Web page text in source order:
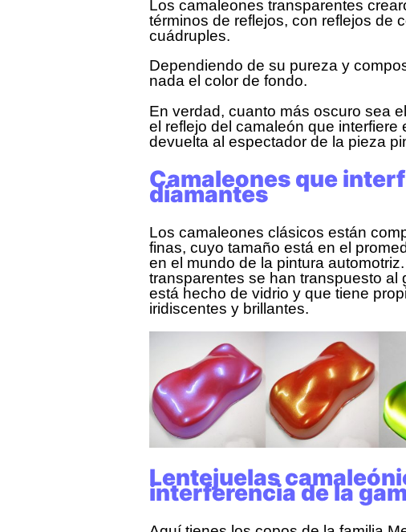
Los camaleones transparentes
términos de reflejos, con reflejos de
cuádruples.
Dependiendo de su pureza y
nada el color de fondo.
En verdad, cuanto más oscuro sea
el reflejo del camaleón que interfiere
devuelta al espectador de la pieza
Camaleones que
diamantes
Los camaleones clásicos están
finas, cuyo tamaño está en el
en el mundo de la pintura
transparentes se han transpuesto al
está hecho de vidrio y que tiene
iridiscentes y brillantes.
Lentejuelas
interferencia de la